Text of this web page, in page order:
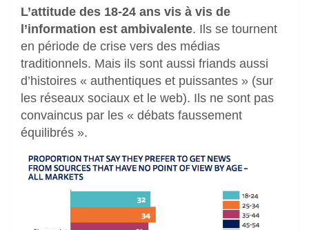
L’attitude des 18-24 ans vis à vis de
l’information est ambivalente. Ils se tournent
en période de crise vers des médias
traditionnels. Mais ils sont aussi friands aussi
d’histoires « authentiques et puissantes » (sur
les réseaux sociaux et le web). Ils ne sont pas
convaincus par les « débats faussement
équilibrés ».